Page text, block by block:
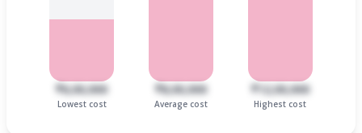
₹6,00,000
Lowest cost
₹8,00,000
Average cost
₹12,00,000
Highest cost